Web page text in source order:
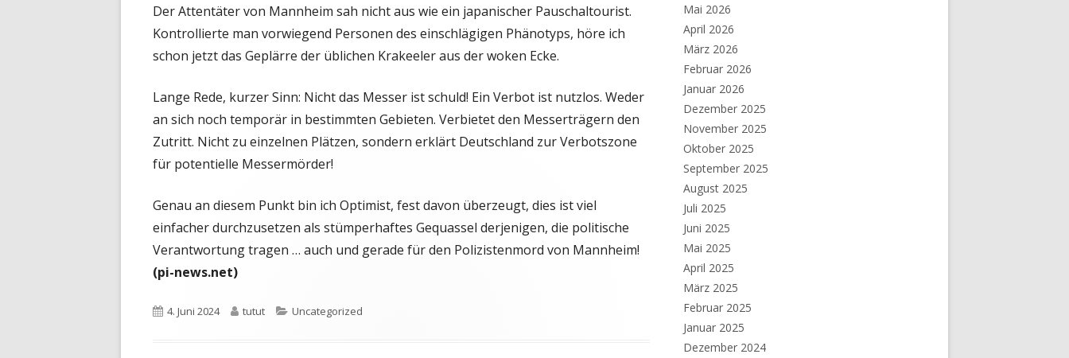
Der Attentäter von Mannheim sah nicht aus wie ein japanischer Pauschaltourist.
Kontrollierte man vorwiegend Personen des einschlägigen Phänotyps, höre ich
schon jetzt das Geplärre der üblichen Krakeeler aus der woken Ecke.
Lange Rede, kurzer Sinn: Nicht das Messer ist schuld! Ein Verbot ist nutzlos. Weder
an sich noch temporär in bestimmten Gebieten. Verbietet den Messerträgern den
Zutritt. Nicht zu einzelnen Plätzen, sondern erklärt Deutschland zur Verbotszone
für potentielle Messermörder!
Genau an diesem Punkt bin ich Optimist, fest davon überzeugt, dies ist viel
einfacher durchzusetzen als stümperhaftes Gequassel derjenigen, die politische
Verantwortung tragen … auch und gerade für den Polizistenmord von Mannheim!
(pi-news.net)
Veröffentlicht
4. Juni 2024 Autor
tutut Kategorien
Uncategorized
Mai 2026
April 2026
März 2026
Februar 2026
Januar 2026
Dezember 2025
November 2025
Oktober 2025
September 2025
August 2025
Juli 2025
Juni 2025
Mai 2025
April 2025
März 2025
Februar 2025
Januar 2025
Dezember 2024